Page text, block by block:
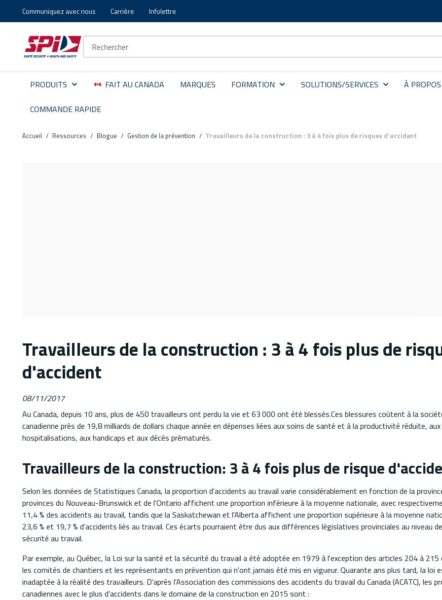
Aller au contenu principal
Skip to menu
Skip to footer
Communiquez avec nous Carrière Infolettre
PRODUITS FAIT AU CANADA MARQUES FORMATION SOLUTIONS/SERVICES À PROPOS
COMMANDE RAPIDE
Accueil / Ressources / Blogue / Gestion de la prévention / Travailleurs de la construction : 3 à 4 fois plus de risques d'accident
Travailleurs de la construction : 3 à 4 fois plus de
d'accident
08/11/2017
Au Canada, depuis 10 ans, plus de 450 travailleurs ont perdu la vie et 63 000 ont été blessés.Ces blessures coûtent à la
canadienne près de 19,8 milliards de dollars chaque année en dépenses liées aux soins de santé et à la productivité réduite, aux
hospitalisations, aux handicaps et aux décès prématurés.
Travailleurs de la construction: 3 à 4 fois plus de risque
Selon les données de Statistiques Canada, la proportion d'accidents au travail varie considérablement en fonction de la
provinces du Nouveau-Brunswick et de l'Ontario affichent une proportion inférieure à la moyenne nationale, avec
11,4 % des accidents au travail, tandis que la Saskatchewan et l'Alberta affichent une proportion supérieure à la moyenne
23,6 % et 19,7 % d'accidents liés au travail. Ces écarts pourraient être dus aux différences législatives provinciales au niveau
sécurité au travail.
Par exemple, au Québec, la Loi sur la santé et la sécurité du travail a été adoptée en 1979 à l'exception des articles 204 à 215
les comités de chantiers et les représentants en prévention qui n'ont jamais été mis en vigueur. Quarante ans plus tard, la loi
inadaptée à la réalité des travailleurs. D'après l'Association des commissions des accidents du travail du Canada (ACATC), les
canadiennes avec le plus d'accidents dans le domaine de la construction en 2015 sont :